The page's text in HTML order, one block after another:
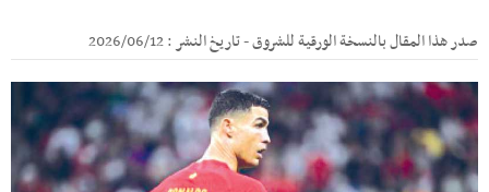
صدر هذا المقال بالنسخة الورقية للشروق - تاريخ النشر : 2026/06/12